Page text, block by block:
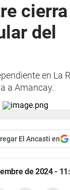
del
en La
a Amancay.
El Ancasti en
de 2024 -